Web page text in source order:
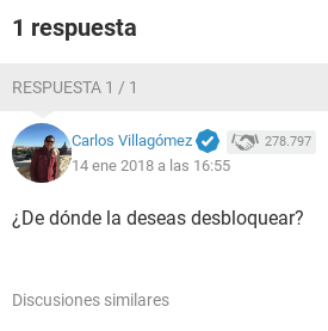
1 respuesta
RESPUESTA 1 / 1
Carlos Villagómez 278.797
14 ene 2018 a las 16:55
¿De dónde la deseas desbloquear?
Discusiones similares